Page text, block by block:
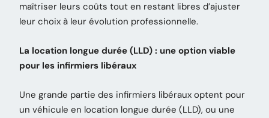
maîtriser leurs coûts tout en restant libres d’ajuster
leur choix à leur évolution professionnelle.
La location longue durée (LLD) : une option viable
pour les infirmiers libéraux
Une grande partie des infirmiers libéraux optent pour
un véhicule en location longue durée (LLD), ou une